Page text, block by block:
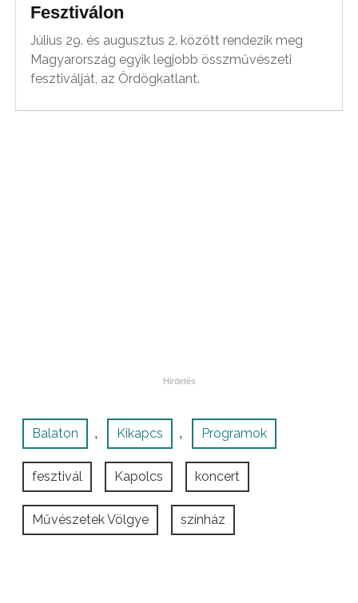
Fesztiválon
Július 29. és augusztus 2. között rendezik meg
Magyarország egyik legjobb összművészeti
fesztiválját, az Ördögkatlant.
Balaton , Kikapcs , Programok
fesztivál Kapolcs koncert
Művészetek Völgye színház